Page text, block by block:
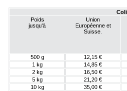
Poids
jusqu'à
Union
Européenne et
Suisse.
500 g
12,15 €
1 kg
14,85 €
2 kg
16,50 €
5 kg
21,20 €
10 kg
35,00 €